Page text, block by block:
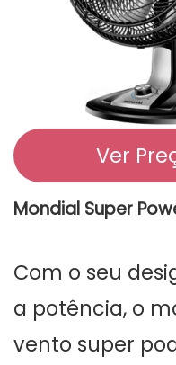
Ver
Mondial Super
Com o seu
a potência, o
vento super